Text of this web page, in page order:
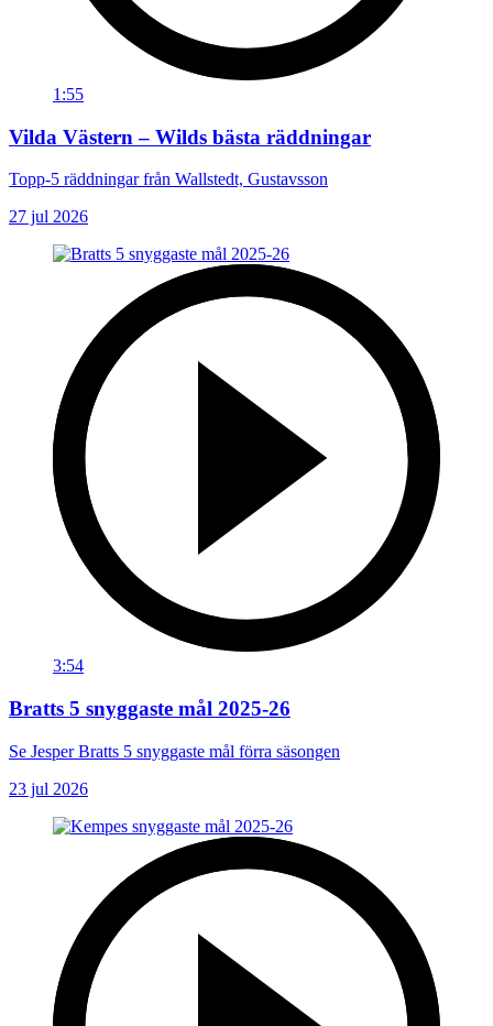
1:55
Vilda Västern – Wilds bästa räddningar
Topp-5 räddningar från Wallstedt, Gustavsson
27 jul 2026
3:54
Bratts 5 snyggaste mål 2025-26
Se Jesper Bratts 5 snyggaste mål förra säsongen
23 jul 2026